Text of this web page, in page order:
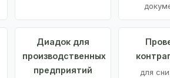
Диадок для
производственных
предприятий
для